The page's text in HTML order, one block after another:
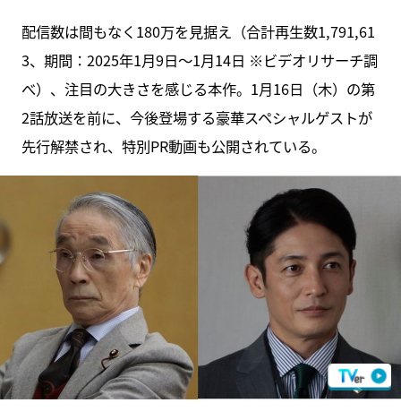
配信数は間もなく180万を見据え（合計再生数1,791,61
3、期間：2025年1月9日〜1月14日 ※ビデオリサーチ調
べ）、注目の大きさを感じる本作。1月16日（木）の第
2話放送を前に、今後登場する豪華スペシャルゲストが
先行解禁され、特別PR動画も公開されている。